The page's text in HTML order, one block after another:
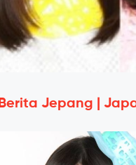
Berita Jepang |